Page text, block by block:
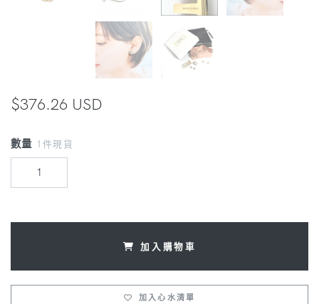
$376.26 USD
數量 1件現貨
加入購物車
加入心水清單